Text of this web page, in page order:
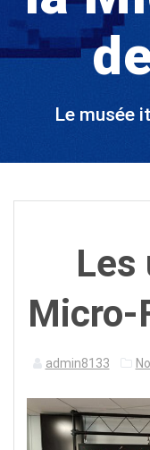
Le musée
Les
Micro-
admin8133